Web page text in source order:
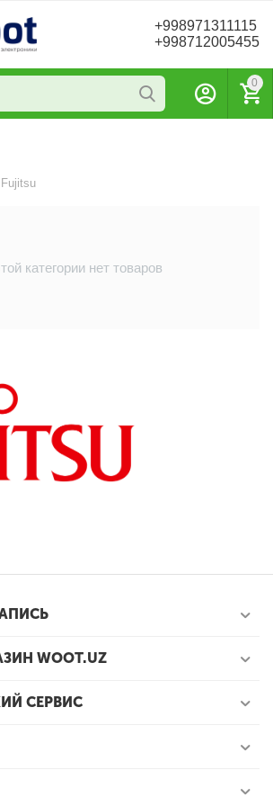
+998971311115
+998712005455
0
Fujitsu
категории нет товаров
WOOT.UZ
СЕРВИС